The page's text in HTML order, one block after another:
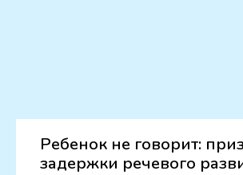
Ребенок не говорит:
задержки речевого